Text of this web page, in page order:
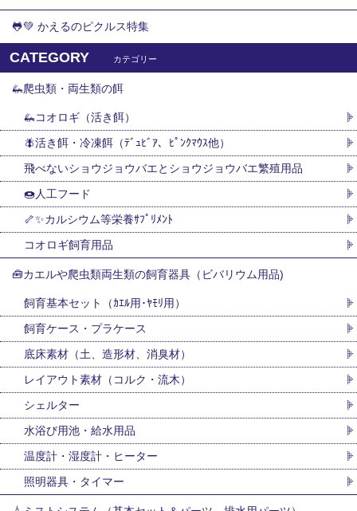
🐸💚 かえるのピクルス特集
CATEGORY カテゴリー
🦗爬虫類・両生類の餌
🦗コオロギ（活き餌）
🪰活き餌・冷凍餌（ﾃﾞｭﾋﾞｱ、ﾋﾟﾝｸﾏｳｽ他）
飛べないショウジョウバエとショウジョウバエ繁殖用品
🍩人工フード
🦴✨カルシウム等栄養ｻﾌﾟﾘﾒﾝﾄ
コオロギ飼育用品
🧰カエルや爬虫類両生類の飼育器具（ビバリウム用品)
飼育基本セット（ｶｴﾙ用･ﾔﾓﾘ用）
飼育ケース・プラケース
底床素材（土、造形材、消臭材）
レイアウト素材（コルク・流木）
シェルター
水浴び用池・給水用品
温度計・湿度計・ヒーター
照明器具・タイマー